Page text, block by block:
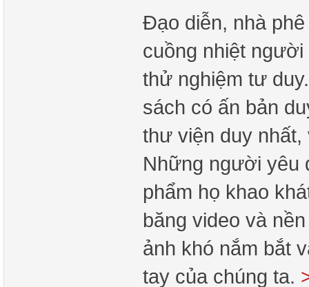
Đạo diễn, nhà
cuồng nhiệt
thử nghiệm tư
sách có ấn bản
thư viện duy
Những người yêu
phẩm họ khao
băng video và
ảnh khó nắm bắt
tay của chúng ta.